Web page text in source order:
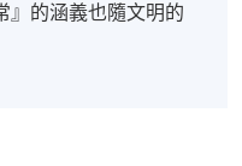
』的涵義也隨文明的